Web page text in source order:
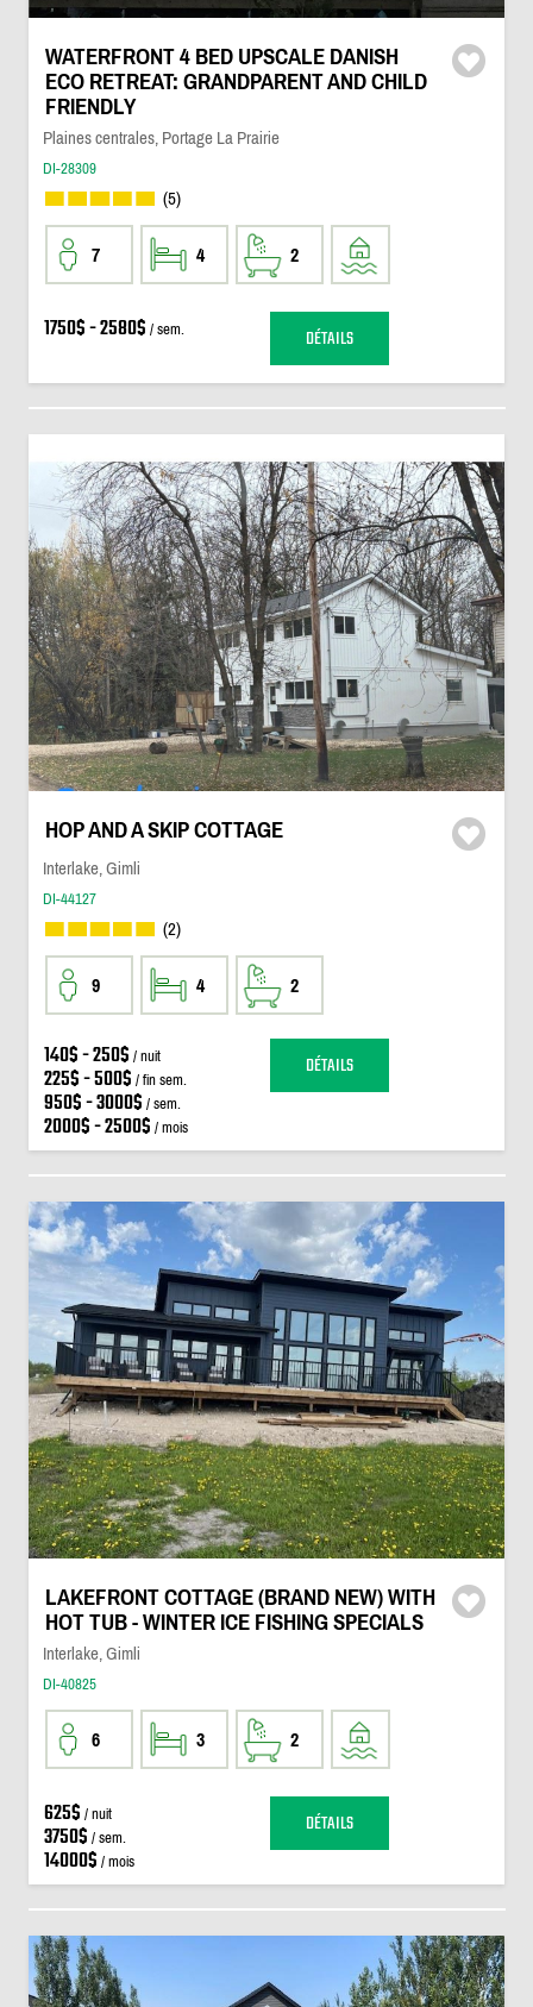
WATERFRONT 4 BED UPSCALE DANISH
ECO RETREAT: GRANDPARENT AND CHILD
FRIENDLY
Plaines centrales, Portage La Prairie
DI-28309
(5)
7 4 2
1750$ - 2580$ / sem. DÉTAILS
HOP AND A SKIP COTTAGE
Interlake, Gimli
DI-44127
(2)
9 4 2
140$ - 250$ / nuit
225$ - 500$ / fin sem.
950$ - 3000$ / sem.
2000$ - 2500$ / mois
DÉTAILS
LAKEFRONT COTTAGE (BRAND NEW) WITH
HOT TUB - WINTER ICE FISHING SPECIALS
Interlake, Gimli
DI-40825
6 3 2
625$ / nuit
3750$ / sem.
14000$ / mois
DÉTAILS